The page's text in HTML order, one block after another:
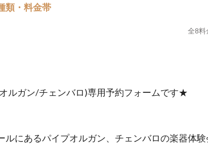
類・料金帯
全8料
ルガン/チェンバロ)専用予約フォームです★
ルにあるパイプオルガン、チェンバロの楽器体験